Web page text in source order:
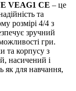
VEAG1 CE – це
та
розмірі 4/4 з
зручний
гри.
та корпусу з
насичений і
як для навчання,